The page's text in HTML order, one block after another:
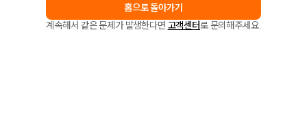
홈으로 돌아가기
계속해서 같은 문제가 발생한다면 고객센터로 문의해주세요.